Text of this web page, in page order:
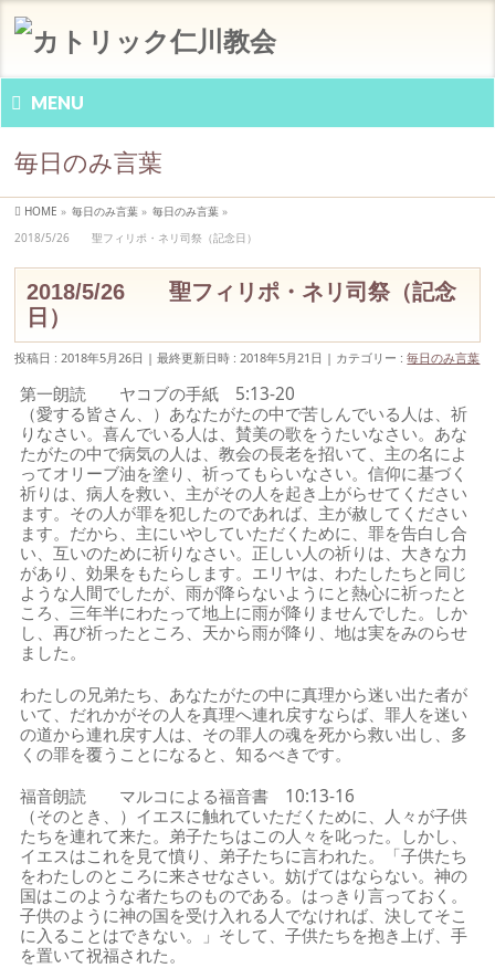
MENU
毎日のみ言葉
HOME » 毎日のみ言葉 » 毎日のみ言葉 »
2018/5/26 聖フィリポ・ネリ司祭（記念日）
2018/5/26 聖フィリポ・ネリ司祭（記念
日）
投稿日 : 2018年5月26日 最終更新日時 : 2018年5月21日 カテゴリー :毎日のみ言葉
第一朗読 ヤコブの手紙 5:13-20
（愛する皆さん、）あなたがたの中で苦しんでいる人は、祈
りなさい。喜んでいる人は、賛美の歌をうたいなさい。あな
たがたの中で病気の人は、教会の長老を招いて、主の名によ
ってオリーブ油を塗り、祈ってもらいなさい。信仰に基づく
祈りは、病人を救い、主がその人を起き上がらせてください
ます。その人が罪を犯したのであれば、主が赦してください
ます。だから、主にいやしていただくために、罪を告白し合
い、互いのために祈りなさい。正しい人の祈りは、大きな力
があり、効果をもたらします。エリヤは、わたしたちと同じ
ような人間でしたが、雨が降らないようにと熱心に祈ったと
ころ、三年半にわたって地上に雨が降りませんでした。しか
し、再び祈ったところ、天から雨が降り、地は実をみのらせ
ました。
わたしの兄弟たち、あなたがたの中に真理から迷い出た者が
いて、だれかがその人を真理へ連れ戻すならば、罪人を迷い
の道から連れ戻す人は、その罪人の魂を死から救い出し、多
くの罪を覆うことになると、知るべきです。
福音朗読 マルコによる福音書 10:13-16
（そのとき、）イエスに触れていただくために、人々が子供
たちを連れて来た。弟子たちはこの人々を叱った。しかし、
イエスはこれを見て憤り、弟子たちに言われた。「子供たち
をわたしのところに来させなさい。妨げてはならない。神の
国はこのような者たちのものである。はっきり言っておく。
子供のように神の国を受け入れる人でなければ、決してそこ
に入ることはできない。」そして、子供たちを抱き上げ、手
を置いて祝福された。